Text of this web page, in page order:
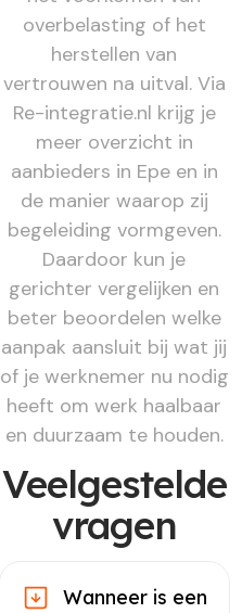
overbelasting of het
herstellen van
vertrouwen na uitval. Via
Re-integratie.nl krijg je
meer overzicht in
aanbieders in Epe en in
de manier waarop zij
begeleiding vormgeven.
Daardoor kun je
gerichter vergelijken en
beter beoordelen welke
aanpak aansluit bij wat jij
of je werknemer nu nodig
heeft om werk haalbaar
en duurzaam te houden.
Veelgestelde
vragen
Wanneer is een